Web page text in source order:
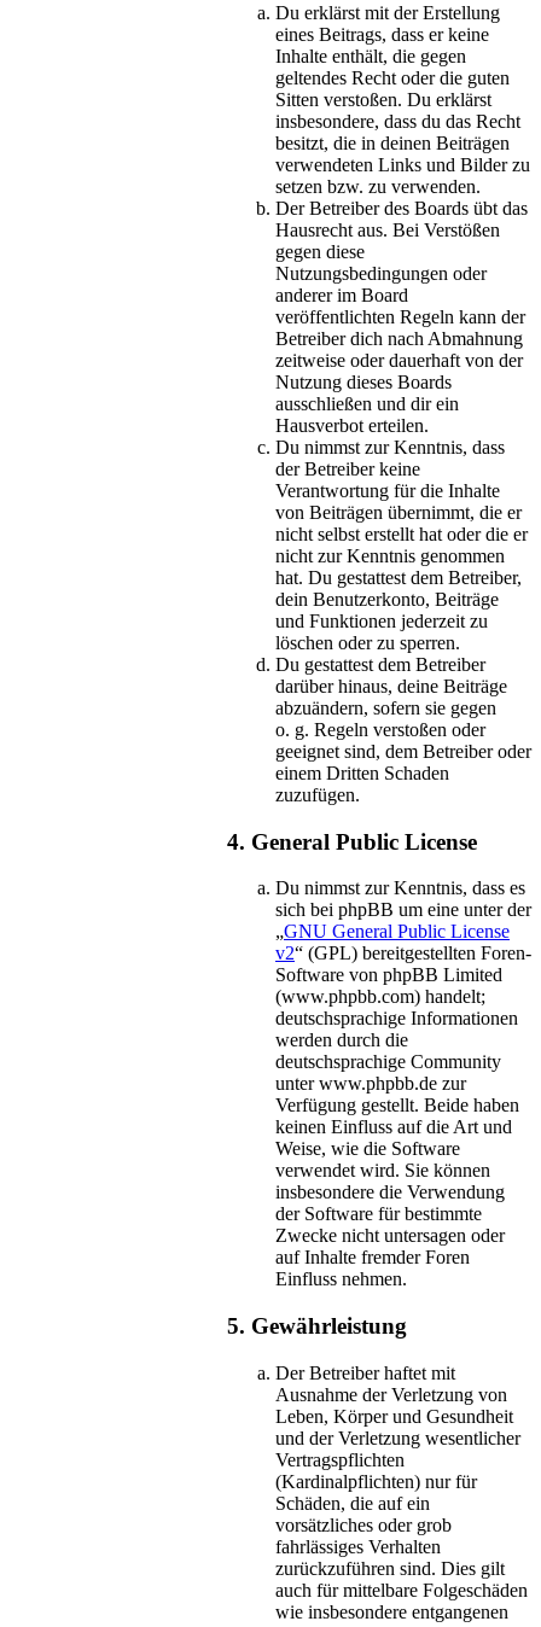
Du erklärst mit der Erstellung
eines Beitrags, dass er keine
Inhalte enthält, die gegen
geltendes Recht oder die guten
Sitten verstoßen. Du erklärst
insbesondere, dass du das Recht
besitzt, die in deinen Beiträgen
verwendeten Links und Bilder zu
setzen bzw. zu verwenden.
Der Betreiber des Boards übt das
Hausrecht aus. Bei Verstößen
gegen diese
Nutzungsbedingungen oder
anderer im Board
veröffentlichten Regeln kann der
Betreiber dich nach Abmahnung
zeitweise oder dauerhaft von der
Nutzung dieses Boards
ausschließen und dir ein
Hausverbot erteilen.
Du nimmst zur Kenntnis, dass
der Betreiber keine
Verantwortung für die Inhalte
von Beiträgen übernimmt, die er
nicht selbst erstellt hat oder die er
nicht zur Kenntnis genommen
hat. Du gestattest dem Betreiber,
dein Benutzerkonto, Beiträge
und Funktionen jederzeit zu
löschen oder zu sperren.
Du gestattest dem Betreiber
darüber hinaus, deine Beiträge
abzuändern, sofern sie gegen
o. g. Regeln verstoßen oder
geeignet sind, dem Betreiber oder
einem Dritten Schaden
zuzufügen.
4. General Public License
Du nimmst zur Kenntnis, dass es
sich bei phpBB um eine unter der
„GNU General Public License
v2“ (GPL) bereitgestellten Foren-
Software von phpBB Limited
(www.phpbb.com) handelt;
deutschsprachige Informationen
werden durch die
deutschsprachige Community
unter www.phpbb.de zur
Verfügung gestellt. Beide haben
keinen Einfluss auf die Art und
Weise, wie die Software
verwendet wird. Sie können
insbesondere die Verwendung
der Software für bestimmte
Zwecke nicht untersagen oder
auf Inhalte fremder Foren
Einfluss nehmen.
5. Gewährleistung
Der Betreiber haftet mit
Ausnahme der Verletzung von
Leben, Körper und Gesundheit
und der Verletzung wesentlicher
Vertragspflichten
(Kardinalpflichten) nur für
Schäden, die auf ein
vorsätzliches oder grob
fahrlässiges Verhalten
zurückzuführen sind. Dies gilt
auch für mittelbare Folgeschäden
wie insbesondere entgangenen